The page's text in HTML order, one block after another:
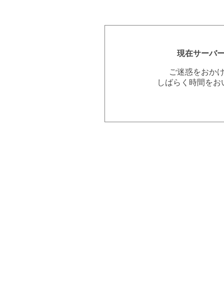
現在サーバ
ご迷惑をおか
しばらく時間を